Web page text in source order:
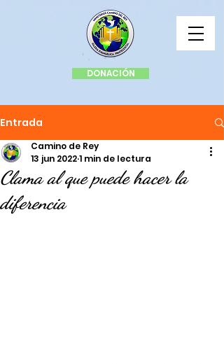
DONACIÓN
Entrada
Clama al que puede hacer la
diferencia
Camino de Rey
13 jun 20221 min de lectura